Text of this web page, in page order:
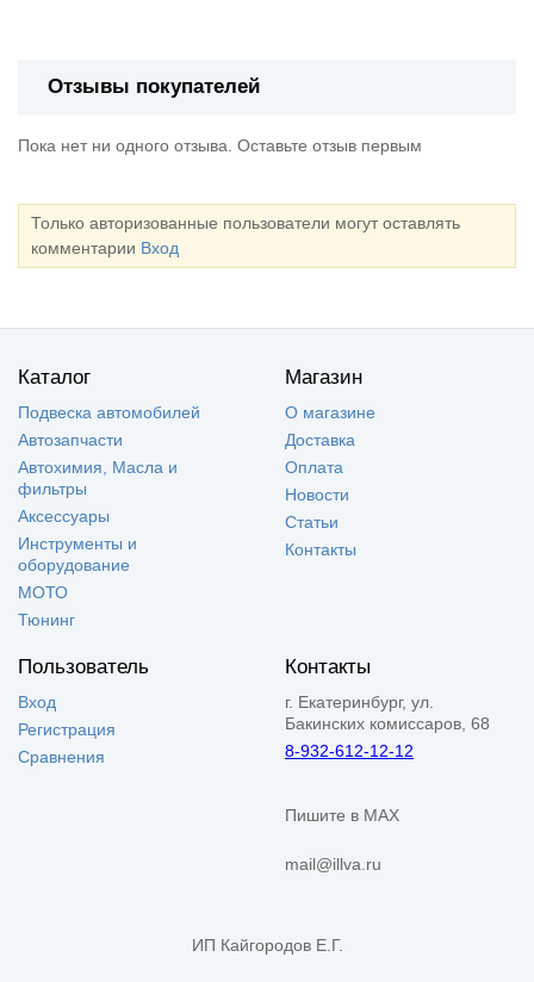
Отзывы покупателей
Пока нет ни одного отзыва. Оставьте отзыв первым
Только авторизованные пользователи могут оставлять
комментарии Вход
Каталог
Подвеска автомобилей
Автозапчасти
Автохимия, Масла и
фильтры
Аксессуары
Инструменты и
оборудование
МОТО
Тюнинг
Магазин
О магазине
Доставка
Оплата
Новости
Статьи
Контакты
Пользователь
Вход
Регистрация
Сравнения
Контакты
г. Екатеринбург, ул.
Бакинских комиссаров, 68
8-932-612-12-12
Пишите в MAX
mail@illva.ru
ИП Кайгородов Е.Г.